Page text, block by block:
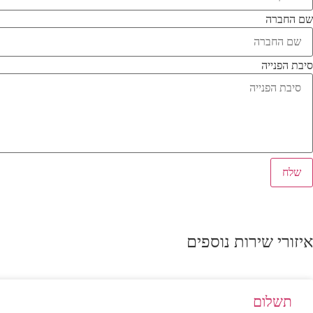
שם החברה
סיבת הפנייה
שלח
איזורי שירות נוספים
תשלום